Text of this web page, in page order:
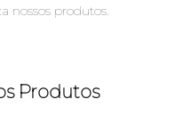
nossos produtos.
Produtos